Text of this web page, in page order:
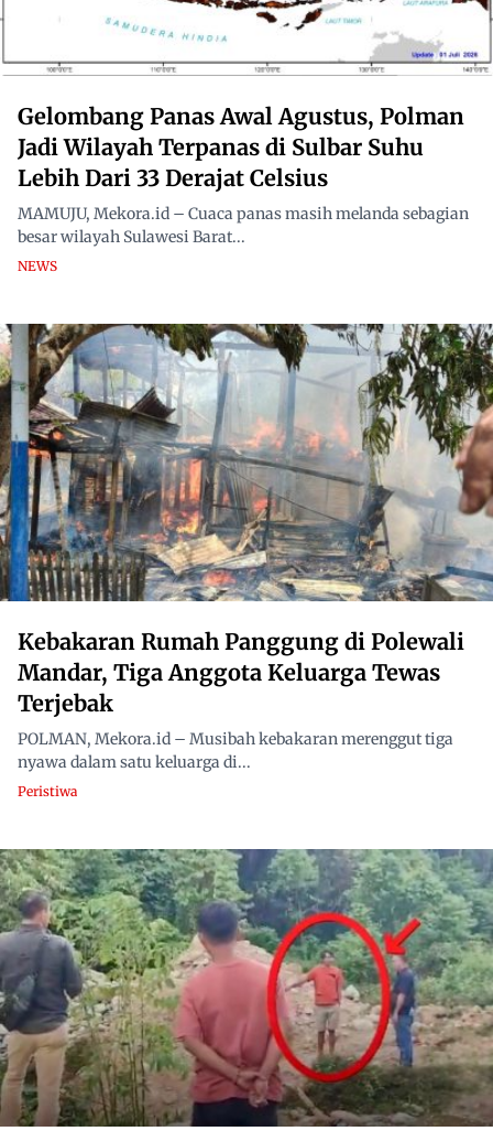
Gelombang Panas Awal Agustus, Polman
Jadi Wilayah Terpanas di Sulbar Suhu
Lebih Dari 33 Derajat Celsius
MAMUJU, Mekora.id – Cuaca panas masih melanda sebagian
besar wilayah Sulawesi Barat...
NEWS
Kebakaran Rumah Panggung di Polewali
Mandar, Tiga Anggota Keluarga Tewas
Terjebak
POLMAN, Mekora.id – Musibah kebakaran merenggut tiga
nyawa dalam satu keluarga di...
Peristiwa